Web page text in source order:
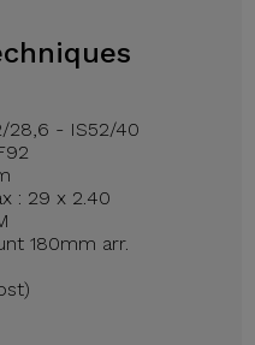
28,6 - IS52/40
: 29 x 2.40
180mm arr.